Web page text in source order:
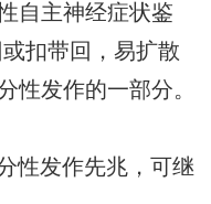
自主神经症状鉴
扣带回，易扩散
性发作的一部分。
性发作先兆，可继